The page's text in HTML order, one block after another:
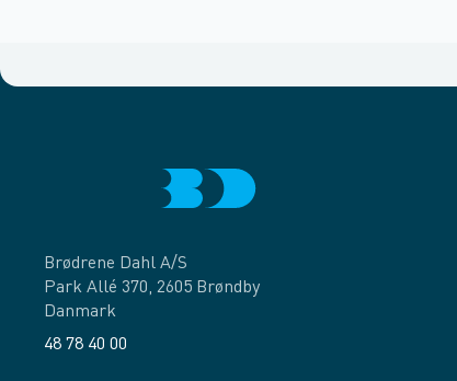
Brødrene Dahl A/S
Park Allé 370, 2605 Brøndby
Danmark
48 78 40 00